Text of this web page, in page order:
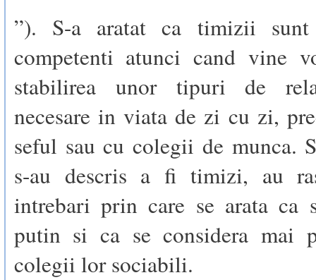
”). S-a aratat ca timizii
competenti atunci cand vine
stabilirea unor tipuri de
necesare in viata de zi cu zi,
seful sau cu colegii de munca.
s-au descris a fi timizi, au
intrebari prin care se arata ca
putin si ca se considera mai
colegii lor sociabili.